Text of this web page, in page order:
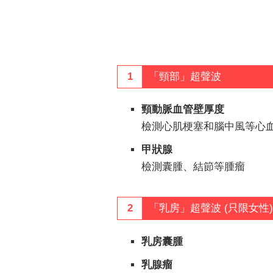
1 「頸部」超聲波
頸動脈血管壁厚度
檢測心肌梗塞和腦中風等心
甲狀腺
檢測囊腫、結節等腫瘤
2 「乳房」超聲波 (只限女性)
乳房囊腫
乳腺瘤